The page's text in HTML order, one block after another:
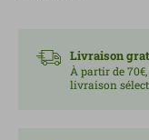
Livraison
À partir de
livraison
onctueuse est
toasts, dans des
à déguster à la